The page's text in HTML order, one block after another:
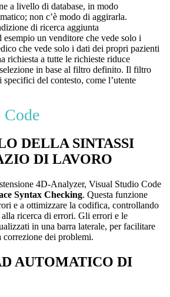
a livello di database, in modo
non c’è modo di aggirarla.
di ricerca aggiunta
esempio un venditore che vede solo i
che vede solo i dati dei propri pazienti
richiesta a tutte le richieste riduce
in base al filtro definito. Il filtro
del contesto, come l’utente
DELLA SINTASSI
DI LAVORO
4D-Analyzer, Visual Studio Code
Syntax Checking. Questa funzione
e a ottimizzare la codifica, controllando
ricerca di errori. Gli errori e le
in una barra laterale, per facilitare
correzione dei problemi.
AUTOMATICO DI